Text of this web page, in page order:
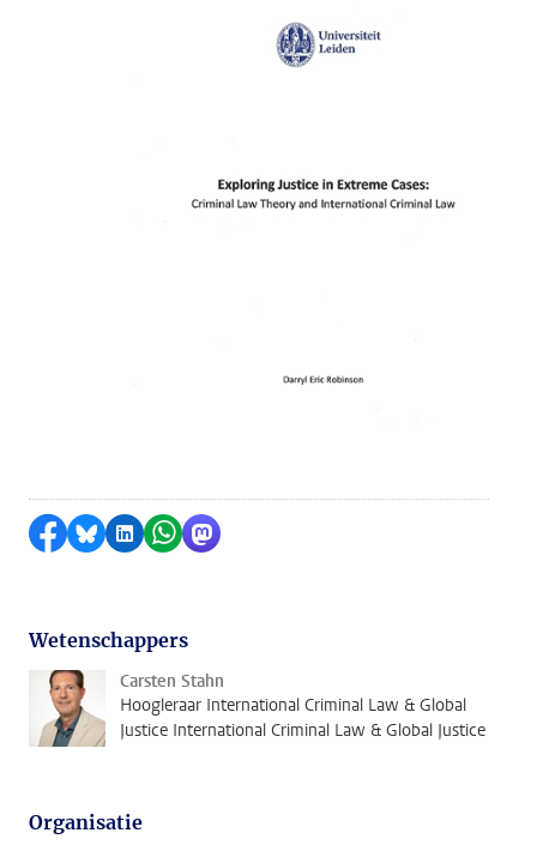
Delen op Facebook
Delen via Bluesky
Delen op LinkedIn
Delen via WhatsApp
Delen via Mastodon
Wetenschappers
Carsten Stahn
Hoogleraar International Criminal Law & Global
Justice International Criminal Law & Global Justice
Organisatie